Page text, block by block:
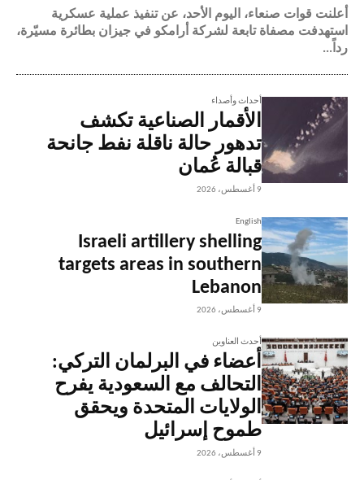
أعلنت قوات صنعاء، اليوم الأحد، عن تنفيذ عملية عسكرية
استهدفت مصفاة تابعة لشركة أرامكو في جيزان بطائرة مسيّرة،
رداً...
أحداث وأصداء
الأقمار الصناعية تكشف
تدهور حالة ناقلة نفط جانحة
قبالة عُمان
9 أغسطس، 2026
English
Israeli artillery shelling
targets areas in southern
Lebanon
9 أغسطس، 2026
أحدث العناوين
أعضاء في البرلمان التركي:
التحالف مع السعودية يفرح
الولايات المتحدة ويحقق
طموح إسرائيل
9 أغسطس، 2026